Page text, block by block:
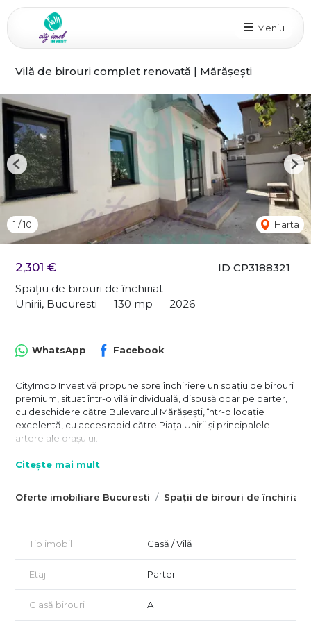
Meniu
Vilă de birouri complet renovată | Mărășești
ID CP3188321
2,301 €
Spațiu de birouri de închiriat
Unirii, Bucuresti
130 mp 2026
1 /10 Harta
Previous
Oferte imobiliare Bucuresti Spații de birouri de închiriat
WhatsApp Facebook
CityImob Invest vă propune spre închiriere un spațiu de birouri
premium, situat într-o vilă individuală, dispusă doar pe parter,
cu deschidere către Bulevardul Mărășești, într-o locație
excelentă, cu acces rapid către Piața Unirii și principalele
artere ale orașului.
Proprietatea este amplasată singură în curte și beneficiază de
imediată.
privată de aproximativ 150 mp, amenajată și împărțită în mai
multe zone funcționale. În partea din spate a imobilului se află
organizarea unor întâlniri informale sau amenajarea unei zone
de relaxare în aer liber.
Citește mai mult
Tip imobil Casă / Vilă
Etaj Parter
Clasă birouri A